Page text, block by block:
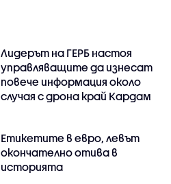
Лидерът на ГЕРБ настоя
управляващите да изнесат
повече информация около
случая с дрона край Кардам
Етикетите в евро, левът
окончателно отива в
историята